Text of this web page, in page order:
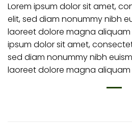
Lorem ipsum dolor sit amet,
elit, sed diam nonummy nibh
laoreet dolore magna
ipsum dolor sit amet,
sed diam nonummy nibh
laoreet dolore magna